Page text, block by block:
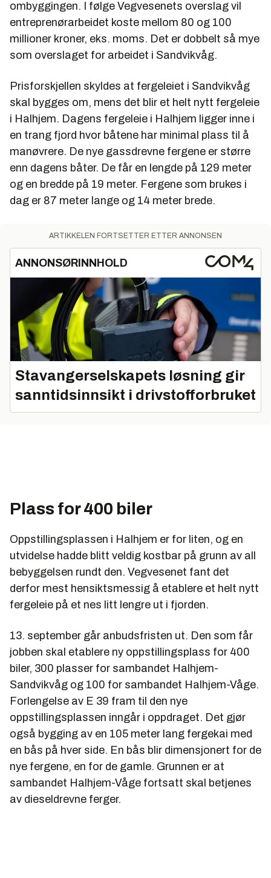
ombyggingen. I følge Vegvesenets overslag vil
entreprenørarbeidet koste mellom 80 og 100
millioner kroner, eks. moms. Det er dobbelt så mye
som overslaget for arbeidet i Sandvikvåg.
Prisforskjellen skyldes at fergeleiet i Sandvikvåg
skal bygges om, mens det blir et helt nytt fergeleie
i Halhjem. Dagens fergeleie i Halhjem ligger inne i
en trang fjord hvor båtene har minimal plass til å
manøvrere. De nye gassdrevne fergene er større
enn dagens båter. De får en lengde på 129 meter
og en bredde på 19 meter. Fergene som brukes i
dag er 87 meter lange og 14 meter brede.
ARTIKKELEN FORTSETTER ETTER ANNONSEN
ANNONSØRINNHOLD
Stavangerselskapets løsning gir
sanntidsinnsikt i drivstofforbruket
Plass for 400 biler
Oppstillingsplassen i Halhjem er for liten, og en
utvidelse hadde blitt veldig kostbar på grunn av all
bebyggelsen rundt den. Vegvesenet fant det
derfor mest hensiktsmessig å etablere et helt nytt
fergeleie på et nes litt lengre ut i fjorden.
13. september går anbudsfristen ut. Den som får
jobben skal etablere ny oppstillingsplass for 400
biler, 300 plasser for sambandet Halhjem-
Sandvikvåg og 100 for sambandet Halhjem-Våge.
Forlengelse av E 39 fram til den nye
oppstillingsplassen inngår i oppdraget. Det gjør
også bygging av en 105 meter lang fergekai med
en bås på hver side. En bås blir dimensjonert for de
nye fergene, en for de gamle. Grunnen er at
sambandet Halhjem-Våge fortsatt skal betjenes
av dieseldrevne ferger.